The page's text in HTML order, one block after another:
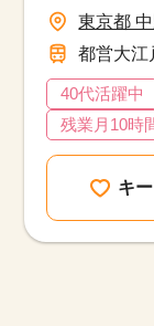
東京都
都営大江
40代活躍中
残業月10時
キ